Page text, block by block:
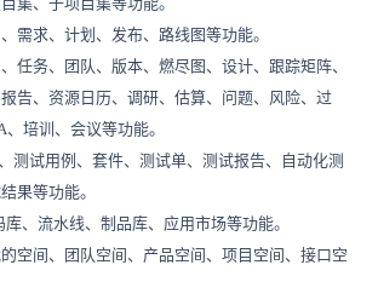
需求、计划、发布、路线图等功能。
任务、团队、版本、燃尽图、设计、跟踪矩阵、
告、资源日历、调研、估算、问题、风险、过
培训、会议等功能。
测试用例、套件、测试单、测试报告、自动化测
果等功能。
、流水线、制品库、应用市场等功能。
空间 、团队空间 、产品空间、项目空间、接口空